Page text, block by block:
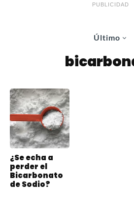
PUBLICIDAD
Último
¿Se echa a
perder el
Bicarbonato
de Sodio?